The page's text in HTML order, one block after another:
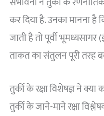
कर दिया है. उनका मानना है
जाती है तो पूर्वी भूमध्यसागर
ताकत का संतुलन पूरी तरह
तुर्की के रक्षा विशेषज्ञ ने क्या
तुर्की के जाने-माने रक्षा